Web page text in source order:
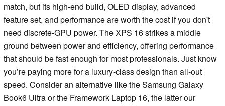
match, but its high-end build, OLED display, advanced
feature set, and performance are worth the cost if you don't
need discrete-GPU power. The XPS 16 strikes a middle
ground between power and efficiency, offering performance
that should be fast enough for most professionals. Just know
you’re paying more for a luxury-class design than all-out
speed. Consider an alternative like the Samsung Galaxy
Book6 Ultra or the Framework Laptop 16, the latter our